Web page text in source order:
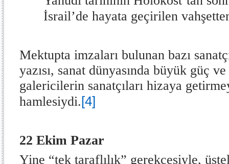
İsrail’de hayata geçirilen
Mektupta imzaları bulunan bazı
yazısı, sanat dünyasında büyük güç
galericilerin sanatçıları hizaya
hamlesiydi.[4]
22 Ekim Pazar
Yine “tek taraflılık” gerekçesiyle,